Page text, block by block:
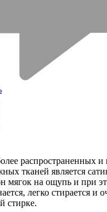
распространенных и
тканей является
мягок на ощупь и при
легко стирается и
стирке.